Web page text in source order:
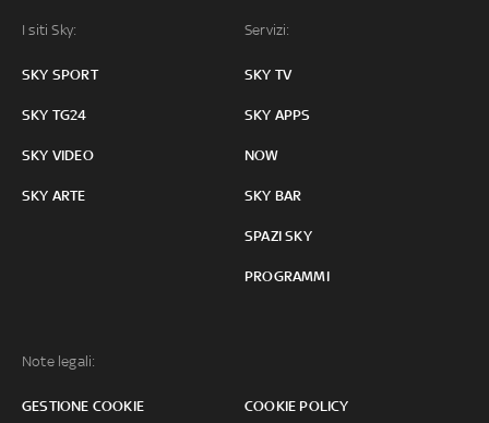
I siti Sky:
SKY SPORT
SKY TG24
SKY VIDEO
SKY ARTE
Servizi:
SKY TV
SKY APPS
NOW
SKY BAR
SPAZI SKY
PROGRAMMI
Note legali:
GESTIONE COOKIE COOKIE POLICY